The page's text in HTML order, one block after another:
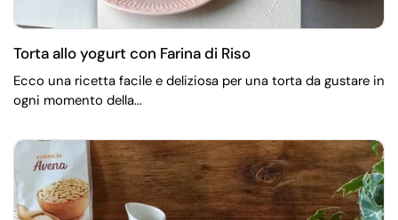
Torta allo yogurt con Farina di Riso
Ecco una ricetta facile e deliziosa per una torta da gustare in
ogni momento della...